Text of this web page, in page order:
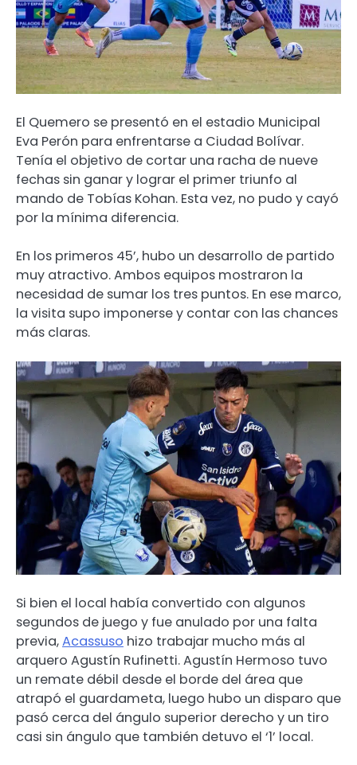
El Quemero se presentó en el estadio Municipal
Eva Perón para enfrentarse a Ciudad Bolívar.
Tenía el objetivo de cortar una racha de nueve
fechas sin ganar y lograr el primer triunfo al
mando de Tobías Kohan. Esta vez, no pudo y cayó
por la mínima diferencia.
En los primeros 45’, hubo un desarrollo de partido
muy atractivo. Ambos equipos mostraron la
necesidad de sumar los tres puntos. En ese marco,
la visita supo imponerse y contar con las chances
más claras.
Si bien el local había convertido con algunos
segundos de juego y fue anulado por una falta
previa,Acassuso hizo trabajar mucho más al
arquero Agustín Rufinetti. Agustín Hermoso tuvo
un remate débil desde el borde del área que
atrapó el guardameta, luego hubo un disparo que
pasó cerca del ángulo superior derecho y un tiro
casi sin ángulo que también detuvo el ‘1’ local.